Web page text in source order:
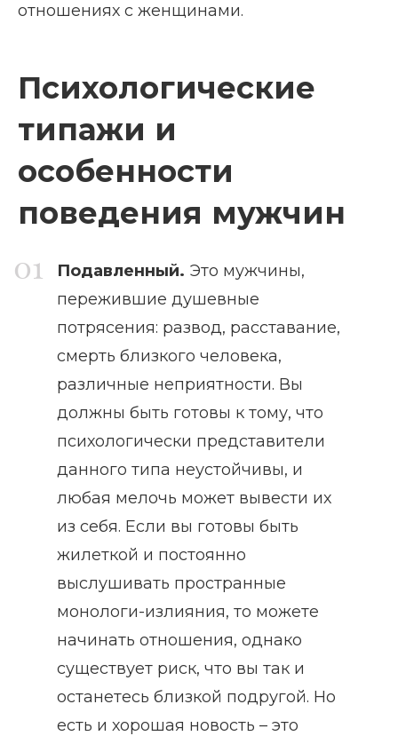
отношениях с женщинами.
Психологические
типажи и
особенности
поведения мужчин
Подавленный. Это мужчины,
пережившие душевные
потрясения: развод, расставание,
смерть близкого человека,
различные неприятности. Вы
должны быть готовы к тому, что
психологически представители
данного типа неустойчивы, и
любая мелочь может вывести их
из себя. Если вы готовы быть
жилеткой и постоянно
выслушивать пространные
монологи-излияния, то можете
начинать отношения, однако
существует риск, что вы так и
останетесь близкой подругой. Но
есть и хорошая новость – это